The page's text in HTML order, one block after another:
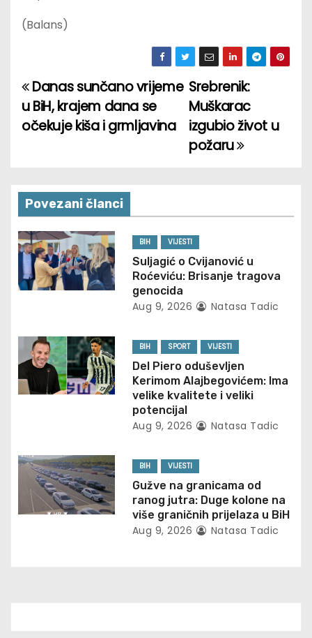
(Balans)
P
o
n
a
v
i
a
t
n
Srebrenik:
Muškarac
izgubio život u
požaru
Danas sunčano vrijeme
u BiH, krajem dana se
očekuje kiša i grmljavina
Povezani članci
BIH VIJESTI
Suljagić o Cvijanović u
Roćeviću: Brisanje tragova
genocida
Aug 9, 2026 Natasa Tadic
BIH SPORT VIJESTI
Del Piero oduševljen
Kerimom Alajbegovićem: Ima
velike kvalitete i veliki
potencijal
Aug 9, 2026 Natasa Tadic
BIH VIJESTI
Gužve na granicama od
ranog jutra: Duge kolone na
više graničnih prijelaza u BiH
Aug 9, 2026 Natasa Tadic